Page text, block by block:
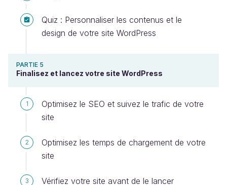
Quiz : Personnaliser les contenus et le
design de votre site WordPress
PARTIE 5
Finalisez et lancez votre site WordPress
1
Optimisez le SEO et suivez le trafic de votre
site
2
Optimisez les temps de chargement de votre
site
3 Vérifiez votre site avant de le lancer